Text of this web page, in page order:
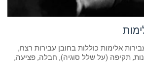
אלימות כוללות בחובן עבירות רצח,
תקיפה (על שלל סוגיה), חבלה, פציעה,